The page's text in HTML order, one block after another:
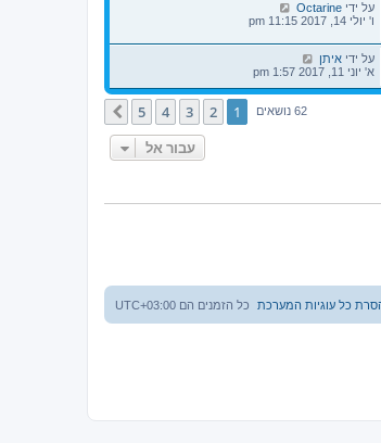
על ידי Octarine
ו' יולי 14, 2017 11:15 pm
על ידי איתן
א' יוני 11, 2017 1:57 pm
62 נושאים 1
2
3
4
5 הבא
עבור אל
כל הזמנים הם UTC+03:00 כל עוגיות המערכת